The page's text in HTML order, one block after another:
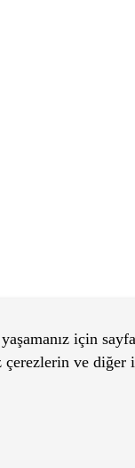
için
çerezlerin ve